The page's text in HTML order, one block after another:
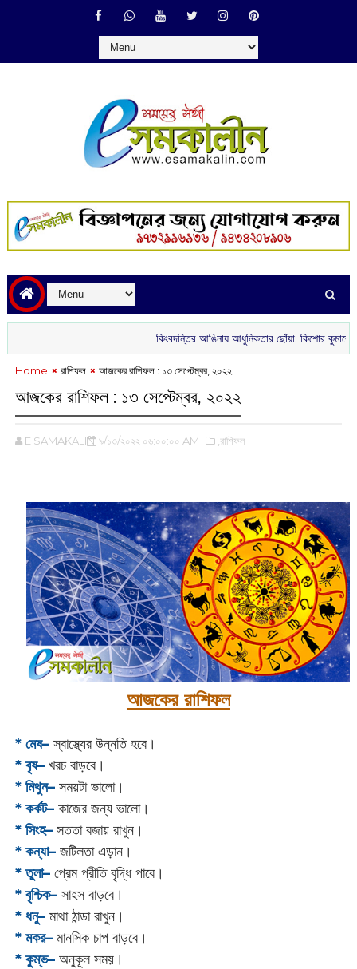
কিংবদন্তির আঙিনায় আধুনিকতার ছোঁয়া: কিশোর কুমারের ‘গৌরী
Home রাশিফল আজকের রাশিফল : ১৩ সেপ্টেম্বর, ২০২২
আজকের রাশিফল : ১৩ সেপ্টেম্বর, ২০২২
E SAMAKALIN ৯/১৩/২০২২ ০৬:০০:০০ AM ,রাশিফল
আজকের রাশিফল
* মেষ–স্বাস্থ্যের উন্নতি হবে।
* বৃষ–খরচ বাড়বে।
* মিথুন–সময়টা ভালো।
* কর্কট–কাজের জন্য ভালো।
* সিংহ–সততা বজায় রাখুন।
* কন্যা–জটিলতা এড়ান।
* তুলা–প্রেম প্রীতি বৃদ্ধি পাবে।
* বৃশ্চিক–সাহস বাড়বে।
* ধনু–মাথা ঠান্ডা রাখুন।
* মকর–মানসিক চাপ বাড়বে।‌
* কুম্ভ–অনুকূল সময়।